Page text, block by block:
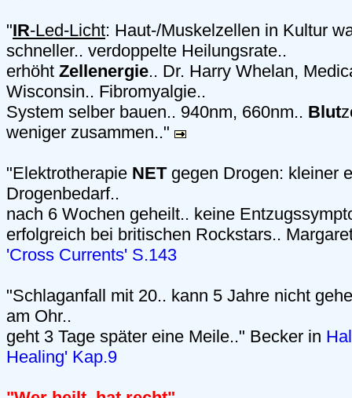
"IR-Led-Licht: Haut-/Muskelzellen in Kultur
schneller.. verdoppelte Heilungsrate..
erhöht Zellenergie.. Dr. Harry Whelan,
Wisconsin.. Fibromyalgie..
System selber bauen.. 940nm, 660nm.. Blut
weniger zusammen.."
"Elektrotherapie NETgegen Drogen: kleiner
Drogenbedarf..
nach 6 Wochen geheilt.. keine
erfolgreich bei britischen Rockstars..
'Cross Currents' S.143
"Schlaganfall mit 20.. kann 5 Jahre nicht
am Ohr..
geht 3 Tage später eine Meile.." Becker in
Healing' Kap.9